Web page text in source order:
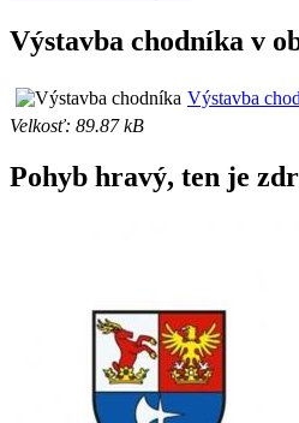
Výstavba chodníka v
Výstavba
Velkosť: 89.87 kB
Pohyb hravý, ten je